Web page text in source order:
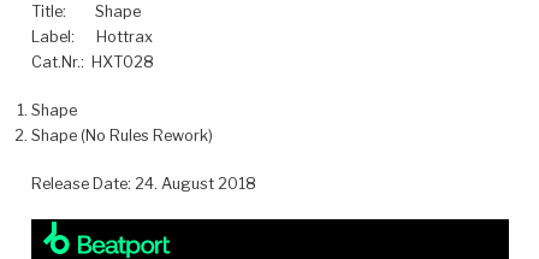
Title:
Shape
Label:
Hottrax
Cat.Nr.: HXT028
Shape
Shape (No Rules Rework)
Release Date: 24. August 2018